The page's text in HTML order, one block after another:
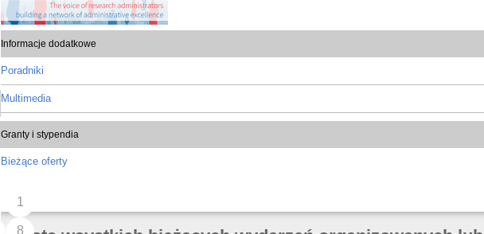
1
8
Informacje dodatkowe
Poradniki
Multimedia
Granty i stypendia
Bieżące oferty